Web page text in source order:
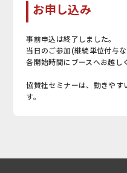
お申し込み
事前申込は終了しました。
当日のご参加(継続単位付与
各開始時間にブースへお越し
協賛社セミナーは、動きやす
す。